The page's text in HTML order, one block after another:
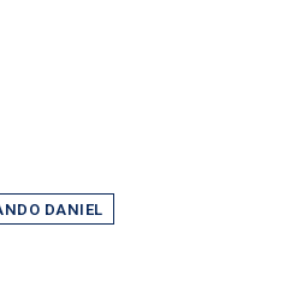
DANIEL